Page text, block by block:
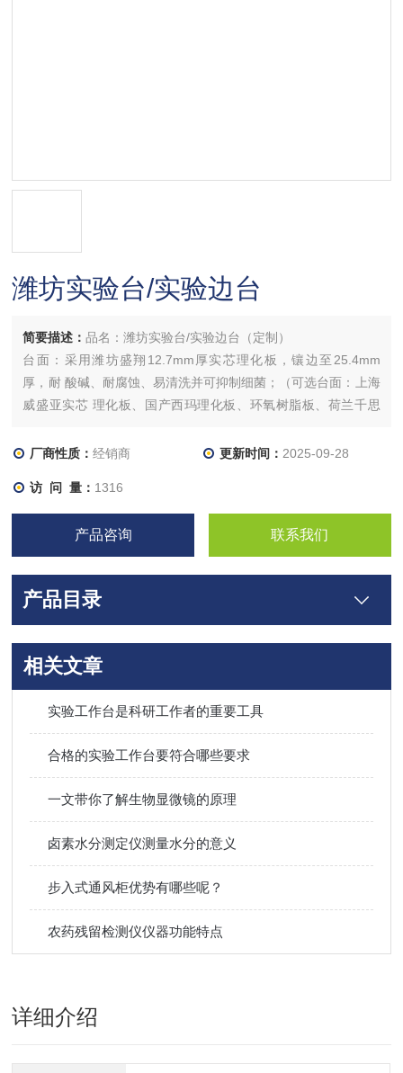
潍坊实验台/实验边台
简要描述：品名：潍坊实验台/实验边台（定制）
台面：采用潍坊盛翔12.7mm厚实芯理化板，镶边至25.4mm
厚，耐 酸碱、耐腐蚀、易清洗并可抑制细菌；（可选台面：上海
威盛亚实芯 理化板、国产西玛理化板、环氧树脂板、荷兰千思
柜体：采用1.2mm厚冷轧钢板制作，表面经酸洗磷化处理（注：
及牢固性） 环氧树脂喷涂以及烘箱高温固化
厂商性质：经销商 更新时间： 2025-09-28
访 问 量： 1316
产品咨询 联系我们
产品目录
相关文章
实验工作台是科研工作者的重要工具
合格的实验工作台要符合哪些要求
一文带你了解生物显微镜的原理
卤素水分测定仪测量水分的意义
步入式通风柜优势有哪些呢？
农药残留检测仪仪器功能特点
详细介绍